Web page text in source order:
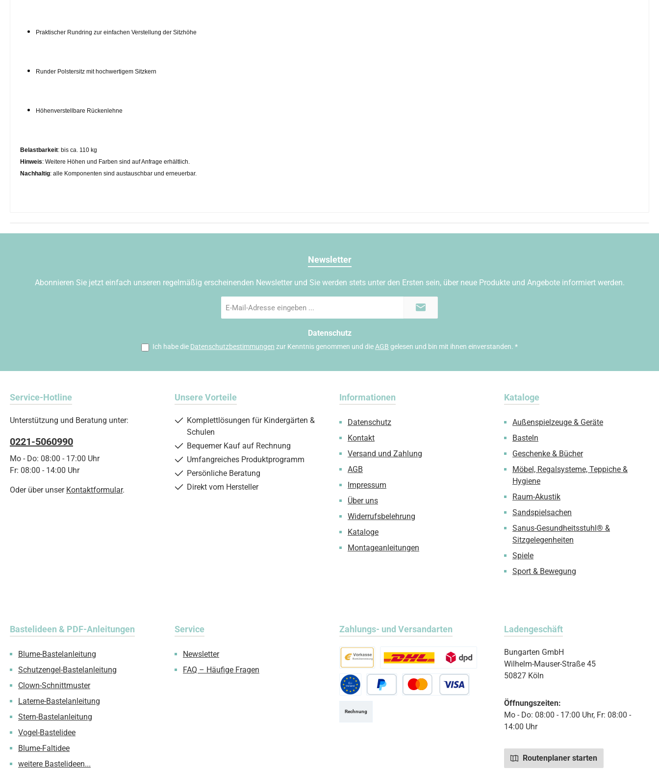
Praktischer Rundring zur einfachen Verstellung der Sitzhöhe
Runder Polstersitz mit hochwertigem Sitzkern
Höhenverstellbare Rückenlehne
Belastbarkeit: bis ca. 110 kg
Hinweis: Weitere Höhen und Farben sind auf Anfrage erhältlich.
Nachhaltig: alle Komponenten sind austauschbar und erneuerbar.
Newsletter
Abonnieren Sie jetzt einfach unseren regelmäßig erscheinenden Newsletter und Sie werden stets unter den Ersten sein, über neue Produkte und Angebote informiert werden.
Mail-
Datenschutz
Ich habe die Datenschutzbestimmungen zur Kenntnis genommen und dieAGB gelesen und bin mit ihnen einverstanden. *
Service-Hotline
Unterstützung und Beratung unter:
0221-5060990
Mo - Do: 08:00 - 17:00 Uhr
Fr: 08:00 - 14:00 Uhr
Oder über unser Kontaktformular.
Informationen
Datenschutz
Kontakt
Versand und Zahlung
AGB
Impressum
Über uns
Widerrufsbelehrung
Kataloge
Montageanleitungen
Kataloge
Außenspielzeuge & Geräte
Basteln
Geschenke & Bücher
Möbel, Regalsysteme, Teppiche &
Hygiene
Raum-Akustik
Sandspielsachen
Sanus-Gesundheitsstuhl® &
Sitzgelegenheiten
Spiele
Sport & Bewegung
Bastelideen & PDF-Anleitungen
Blume-Bastelanleitung
Schutzengel-Bastelanleitung
Clown-Schnittmuster
Laterne-Bastelanleitung
Stern-Bastelanleitung
Vogel-Bastelidee
Blume-Faltidee
weitere Bastelideen...
Service
Newsletter
FAQ – Häufige Fragen
Zahlungs- und Versandarten
Vorkasse
Rechnung
Standard
Ladengeschäft
Bungarten GmbH
Wilhelm-Mauser-Straße 45
50827 Köln
Öffnungszeiten:
Mo - Do: 08:00 - 17:00 Uhr, Fr: 08:00 -
14:00 Uhr
Routenplaner starten
Unsere Vorteile
Komplettlösungen für Kindergärten &
Schulen
Bequemer Kauf auf Rechnung
Umfangreiches Produktprogramm
Persönliche Beratung
Direkt vom Hersteller